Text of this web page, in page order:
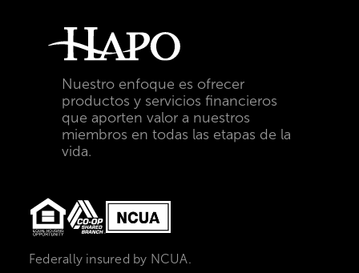
Nuestro enfoque es ofrecer
productos y servicios financieros
que aporten valor a nuestros
miembros en todas las etapas de la
vida.
Federally insured by NCUA.